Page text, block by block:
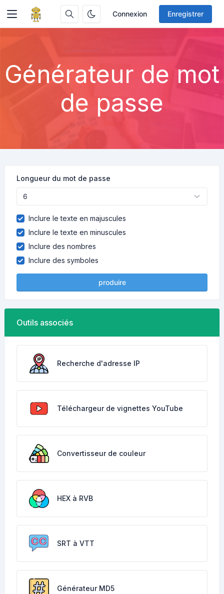
Connexion Enregistrer
Générateur de mot
de passe
Longueur du mot de passe
Inclure le texte en majuscules
Inclure le texte en minuscules
Inclure des nombres
Inclure des symboles
produire
Outils associés
Recherche d'adresse IP
Téléchargeur de vignettes YouTube
Convertisseur de couleur
HEX à RVB
SRT à VTT
Générateur MD5